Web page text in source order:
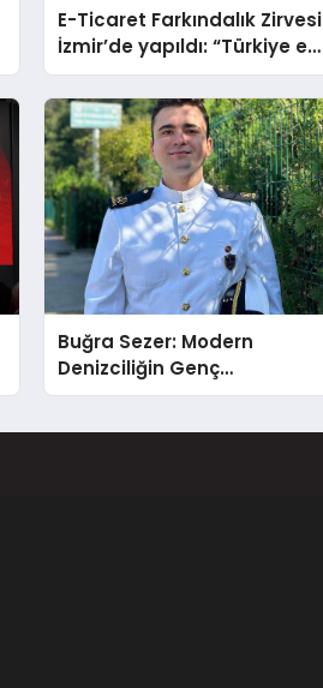
E-Ticaret Farkındalık Zirvesi
İzmir’de yapıldı: “Türkiye e
ticarette büyük bir fırsata
sahip”
Buğra Sezer: Modern
Denizciliğin Genç
Mimarlarından Biri